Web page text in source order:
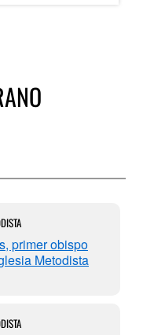
primer obispo
Metodista